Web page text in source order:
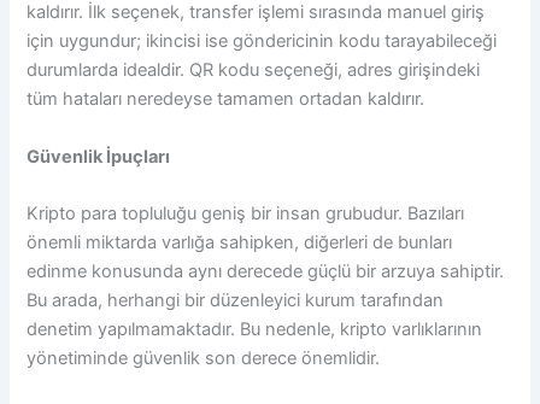
kaldırır. İlk seçenek, transfer işlemi sırasında manuel giriş
için uygundur; ikincisi ise göndericinin kodu tarayabileceği
durumlarda idealdir. QR kodu seçeneği, adres girişindeki
tüm hataları neredeyse tamamen ortadan kaldırır.
Güvenlik İpuçları
Kripto para topluluğu geniş bir insan grubudur. Bazıları
önemli miktarda varlığa sahipken, diğerleri de bunları
edinme konusunda aynı derecede güçlü bir arzuya sahiptir.
Bu arada, herhangi bir düzenleyici kurum tarafından
denetim yapılmamaktadır. Bu nedenle, kripto varlıklarının
yönetiminde güvenlik son derece önemlidir.